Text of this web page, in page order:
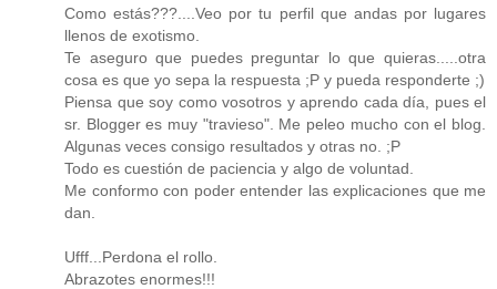
Como estás???....Veo por tu perfil que andas por lugares
llenos de exotismo.
Te aseguro que puedes preguntar lo que quieras.....otra
cosa es que yo sepa la respuesta ;P y pueda responderte ;)
Piensa que soy como vosotros y aprendo cada día, pues el
sr. Blogger es muy "travieso". Me peleo mucho con el blog.
Algunas veces consigo resultados y otras no. ;P
Todo es cuestión de paciencia y algo de voluntad.
Me conformo con poder entender las explicaciones que me
dan.
Ufff...Perdona el rollo.
Abrazotes enormes!!!